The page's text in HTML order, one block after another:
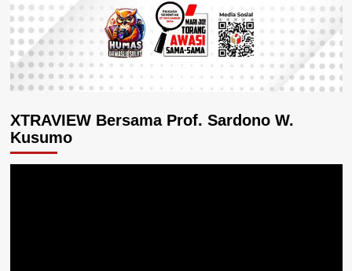
XTRAVIEW Bersama Prof. Sardono W.
Kusumo